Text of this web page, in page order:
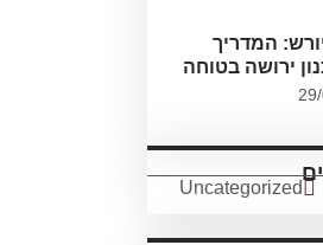
המדריך
ירושה בטוחה
Uncategorized